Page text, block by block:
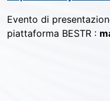
Evento di
piattaforma BESTR :